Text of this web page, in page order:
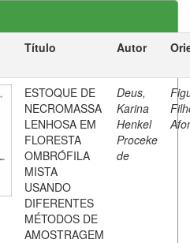
Título Autor
ESTOQUE DE
NECROMASSA
LENHOSA EM
FLORESTA
OMBRÓFILA
MISTA
USANDO
DIFERENTES
MÉTODOS DE
AMOSTRAGEM
Deus,
Karina
Henkel
Proceke
de